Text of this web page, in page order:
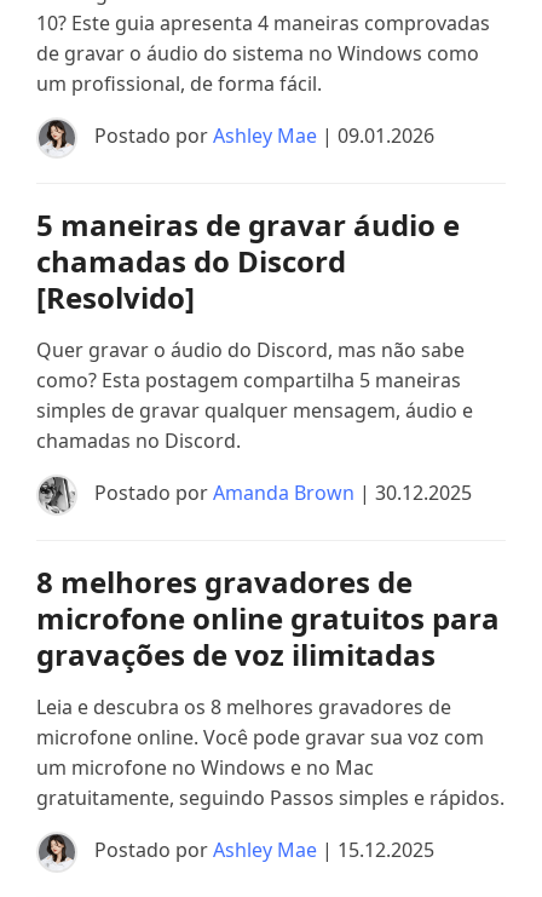
10? Este guia apresenta 4 maneiras comprovadas
de gravar o áudio do sistema no Windows como
um profissional, de forma fácil.
Postado porAshley Mae | 09.01.2026
5 maneiras de gravar áudio e
chamadas do Discord
[Resolvido]
Quer gravar o áudio do Discord, mas não sabe
como? Esta postagem compartilha 5 maneiras
simples de gravar qualquer mensagem, áudio e
chamadas no Discord.
Postado porAmanda Brown | 30.12.2025
8 melhores gravadores de
microfone online gratuitos para
gravações de voz ilimitadas
Leia e descubra os 8 melhores gravadores de
microfone online. Você pode gravar sua voz com
um microfone no Windows e no Mac
gratuitamente, seguindo Passos simples e rápidos.
Postado porAshley Mae | 15.12.2025